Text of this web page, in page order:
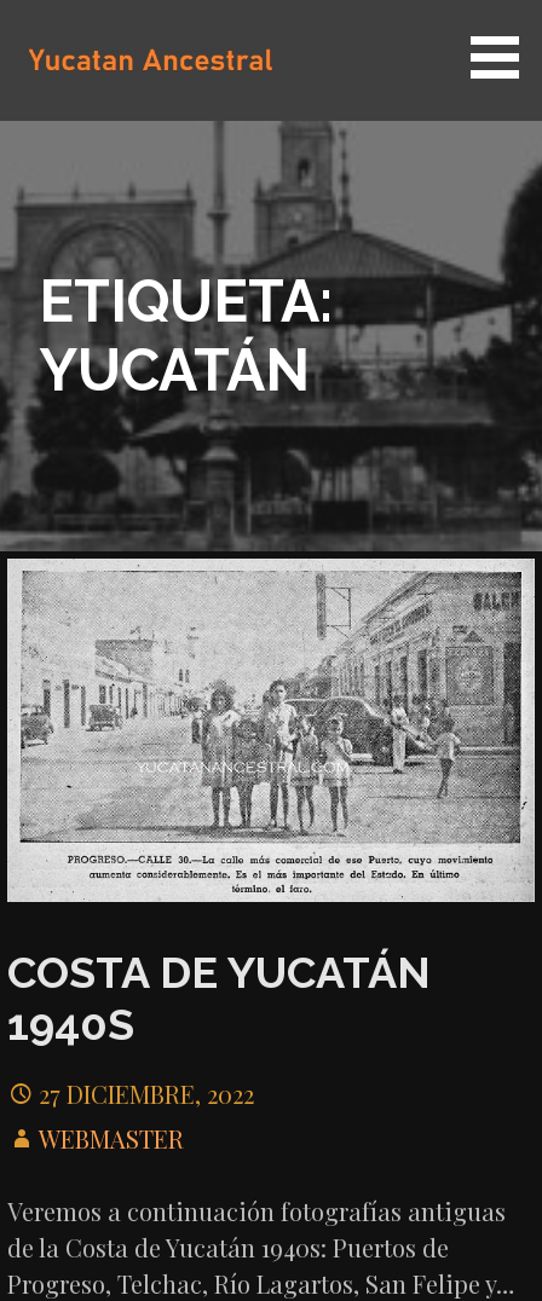
contenido
YUCATAN ANCESTRAL
ETIQUETA:
YUCATÁN
COSTA DE YUCATÁN
1940S
27 DICIEMBRE, 2022
WEBMASTER
Veremos a continuación fotografías antiguas
de la Costa de Yucatán 1940s: Puertos de
Progreso, Telchac, Río Lagartos, San Felipe y…